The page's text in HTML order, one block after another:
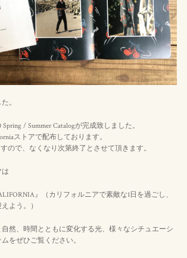
。
Spring / Summer Catalogが完成致しました。
ストアで配布しております。
ので、なくなり次第終了とさせて頂きます。
』（カリフォルニアで素敵な1日を過ごし、
よう。）
然、時間とともに変化する光、様々なシチュエーシ
をぜひご覧ください。